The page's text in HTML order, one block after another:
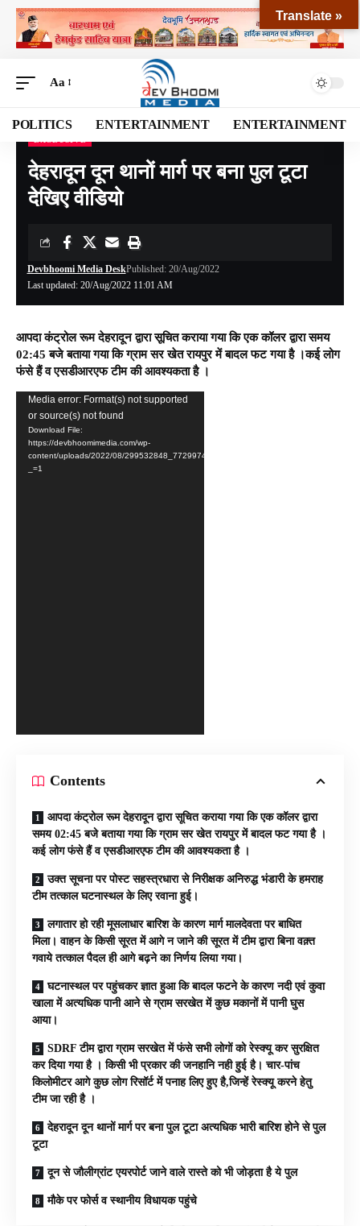
Aa
POLITICS ENTERTAINMENT ENTERTAINMENT
Devbhoomi Media>Blog>EXCLUSIVE>देहरादून दून थानों मार्ग पर बना पुल टूटा देखिए वीडियो
देहरादून दून थानों मार्ग पर बना पुल टूटा
देखिए वीडियो
Last updated: 20/Aug/2022 11:01 AM
Devbhoomi Media DeskPublished: 20/Aug/2022
आपदा कंट्रोल रूम देहरादून द्वारा सूचित कराया गया कि एक कॉलर द्वारा समय
02:45 बजे बताया गया कि ग्राम सर खेत रायपुर में बादल फट गया है ।कई लोग
फंसे हैं व एसडीआरएफ टीम की आवश्यकता है ।
Video
Player
Media error: Format(s) not supported
or source(s) not found
Download File:
https://devbhoomimedia.com/wp-
content/uploads/2022/08/
_=1
Contents
आपदा कंट्रोल रूम देहरादून द्वारा सूचित कराया गया कि एक कॉलर द्वारा
समय 02:45 बजे बताया गया कि ग्राम सर खेत रायपुर में बादल फट गया है ।
कई लोग फंसे हैं व एसडीआरएफ टीम की आवश्यकता है ।
उक्त सूचना पर पोस्ट सहस्त्रधारा से निरीक्षक अनिरुद्ध भंडारी के हमराह
टीम तत्काल घटनास्थल के लिए रवाना हुई।
लगातार हो रही मूसलाधार बारिश के कारण मार्ग मालदेवता पर बाधित
मिला। वाहन के किसी सूरत में आगे न जाने की सूरत में टीम द्वारा बिना वक़्त
गवाये तत्काल पैदल ही आगे बढ़ने का निर्णय लिया गया।
घटनास्थल पर पहुंचकर ज्ञात हुआ कि बादल फटने के कारण नदी एवं कुवा
खाला में अत्यधिक पानी आने से ग्राम सरखेत में कुछ मकानों में पानी घुस
आया।
SDRF टीम द्वारा ग्राम सरखेत में फंसे सभी लोगों को रेस्क्यू कर सुरक्षित
कर दिया गया है । किसी भी प्रकार की जनहानि नही हुई है। चार-पांच
किलोमीटर आगे कुछ लोग रिसॉर्ट में पनाह लिए हुए है,जिन्हें रेस्क्यू करने हेतु
टीम जा रही है ।
देहरादून दून थानों मार्ग पर बना पुल टूटा अत्यधिक भारी बारिश होने से पुल
टूटा
दून से जौलीग्रांट एयरपोर्ट जाने वाले रास्ते को भी जोड़ता है ये पुल
मौके पर फोर्स व स्थानीय विधायक पहुंचे
Translate »